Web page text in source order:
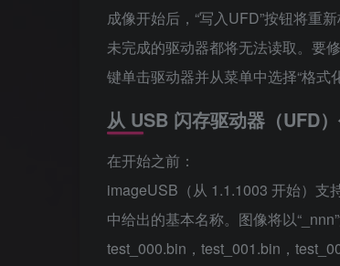
成像开始后，“写入UFD”按钮将重
未完成的驱动器都将无法读取。要
键单击驱动器并从菜单中选择“格式
从 USB 闪存驱动器（UFD）
在开始之前：
imageUSB（从 1.1.1003 开始）支
中给出的基本名称。图像将以
test_000.bin，test_001.bin，